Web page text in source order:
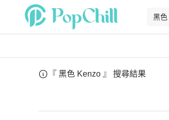
『 黑色 Kenzo 』 搜尋結果